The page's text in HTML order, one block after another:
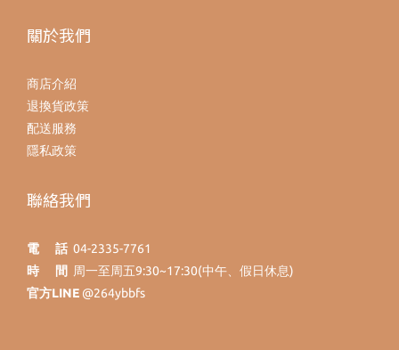
關於我們
商店介紹
退換貨政策
配送服務
隱私政策
聯絡我們
電 話 04-2335-7761
時 間
周一至周五9:30~17:30(中午、假日休息)
官方LINE @264ybbfs